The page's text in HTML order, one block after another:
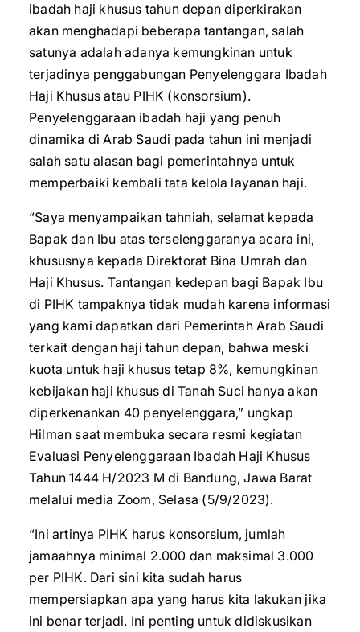
ibadah haji khusus tahun depan diperkirakan
akan menghadapi beberapa tantangan, salah
satunya adalah adanya kemungkinan untuk
terjadinya penggabungan Penyelenggara Ibadah
Haji Khusus atau PIHK (konsorsium).
Penyelenggaraan ibadah haji yang penuh
dinamika di Arab Saudi pada tahun ini menjadi
salah satu alasan bagi pemerintahnya untuk
memperbaiki kembali tata kelola layanan haji.
“Saya menyampaikan tahniah, selamat kepada
Bapak dan Ibu atas terselenggaranya acara ini,
khususnya kepada Direktorat Bina Umrah dan
Haji Khusus. Tantangan kedepan bagi Bapak Ibu
di PIHK tampaknya tidak mudah karena informasi
yang kami dapatkan dari Pemerintah Arab Saudi
terkait dengan haji tahun depan, bahwa meski
kuota untuk haji khusus tetap 8%, kemungkinan
kebijakan haji khusus di Tanah Suci hanya akan
diperkenankan 40 penyelenggara,” ungkap
Hilman saat membuka secara resmi kegiatan
Evaluasi Penyelenggaraan Ibadah Haji Khusus
Tahun 1444 H/2023 M di Bandung, Jawa Barat
melalui media Zoom, Selasa (5/9/2023).
“Ini artinya PIHK harus konsorsium, jumlah
jamaahnya minimal 2.000 dan maksimal 3.000
per PIHK. Dari sini kita sudah harus
mempersiapkan apa yang harus kita lakukan jika
ini benar terjadi. Ini penting untuk didiskusikan